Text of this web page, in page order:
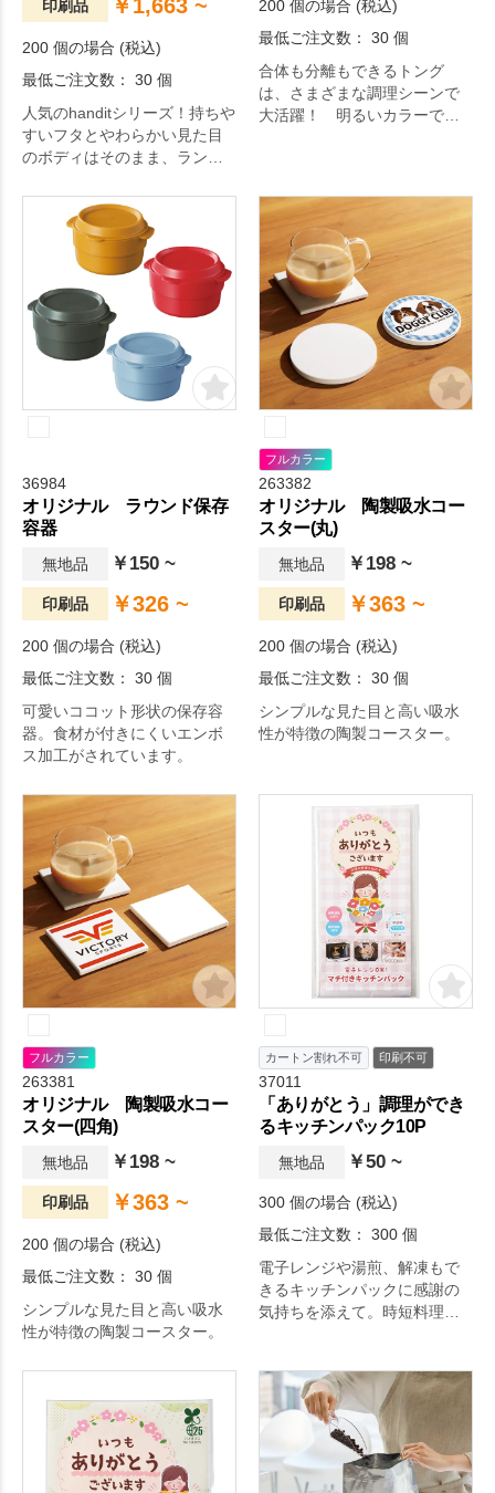
印刷品 ￥1,663 ~
200 個の場合 (税込)
最低ご注文数： 30 個
人気のhanditシリーズ！持ちや
すいフタとやわらかい見た目
のボディはそのまま、ランチ
す。
200 個の場合 (税込)
最低ご注文数： 30 個
合体も分離もできるトング
は、さまざまな調理シーンで
大活躍！ 明るいカラーでキ
36984
オリジナル ラウンド保存
容器
無地品 ￥150 ~
印刷品 ￥326 ~
200 個の場合 (税込)
最低ご注文数： 30 個
可愛いココット形状の保存容
器。食材が付きにくいエンボ
ス加工がされています。
フルカラー
263382
オリジナル 陶製吸水コー
スター(丸)
無地品 ￥198 ~
印刷品 ￥363 ~
200 個の場合 (税込)
最低ご注文数： 30 個
シンプルな見た目と高い吸水
性が特徴の陶製コースター。
フルカラー
263381
オリジナル 陶製吸水コー
スター(四角)
無地品 ￥198 ~
印刷品 ￥363 ~
200 個の場合 (税込)
最低ご注文数： 30 個
シンプルな見た目と高い吸水
性が特徴の陶製コースター。
カートン割れ不可 印刷不可
37011
「ありがとう」調理ができ
るキッチンパック10P
無地品 ￥50 ~
300 個の場合 (税込)
最低ご注文数： 300 個
電子レンジや湯煎、解凍もで
きるキッチンパックに感謝の
気持ちを添えて。時短料理に